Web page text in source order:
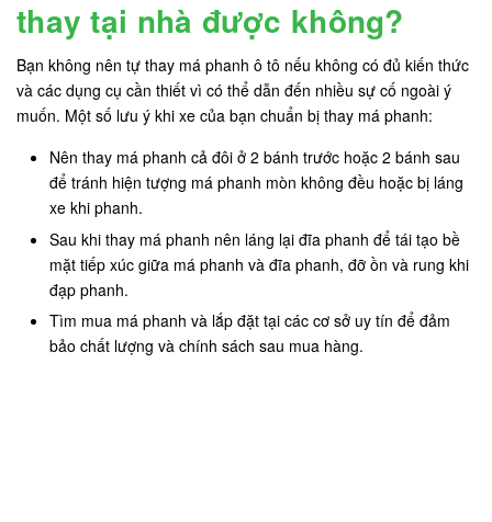
thay tại nhà được không?
Bạn không nên tự thay má phanh ô tô nếu không có đủ kiến thức
và các dụng cụ cần thiết vì có thể dẫn đến nhiều sự cố ngoài ý
muốn. Một số lưu ý khi xe của bạn chuẩn bị thay má phanh:
Nên thay má phanh cả đôi ở 2 bánh trước hoặc 2 bánh sau
để tránh hiện tượng má phanh mòn không đều hoặc bị láng
xe khi phanh.
Sau khi thay má phanh nên láng lại đĩa phanh để tái tạo bề
mặt tiếp xúc giữa má phanh và đĩa phanh, đỡ ồn và rung khi
đạp phanh.
Tìm mua má phanh và lắp đặt tại các cơ sở uy tín để đảm
bảo chất lượng và chính sách sau mua hàng.